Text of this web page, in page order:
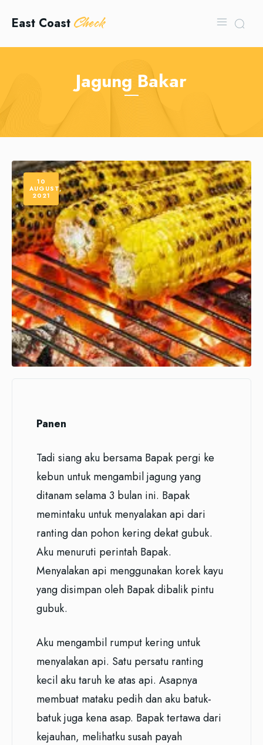
East Coast Check
Jagung Bakar
Panen
Tadi siang aku bersama Bapak pergi ke
kebun untuk mengambil jagung yang
ditanam selama 3 bulan ini. Bapak
memintaku untuk menyalakan api dari
ranting dan pohon kering dekat gubuk.
Aku menuruti perintah Bapak.
Menyalakan api menggunakan korek kayu
yang disimpan oleh Bapak dibalik pintu
gubuk.
Aku mengambil rumput kering untuk
menyalakan api. Satu persatu ranting
kecil aku taruh ke atas api. Asapnya
membuat mataku pedih dan aku batuk-
batuk juga kena asap. Bapak tertawa dari
kejauhan, melihatku susah payah
10
AUGUST,
2021